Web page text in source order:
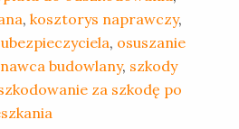
, kosztorys naprawczy,
, osuszanie
budowlany, szkody
za szkodę po